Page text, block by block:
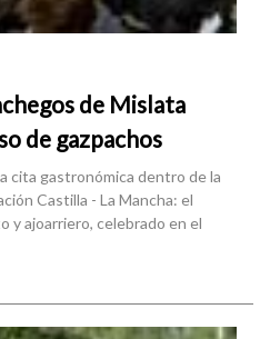
de Mislata
de gazpachos
cita gastronómica dentro de la
Castilla - La Mancha: el
y ajoarriero, celebrado en el